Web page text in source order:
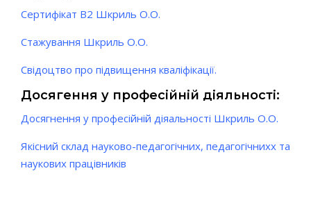
Сертифікат В2 Шкриль О.О.
Стажування Шкриль О.О.
Свідоцтво про підвищення кваліфікації.
Досягення у професійній діяльності:
Досягнення у професійній діяальності Шкриль О.О.
Якісний склад науково-педагогічних, педагогічнихх та
наукових працівників